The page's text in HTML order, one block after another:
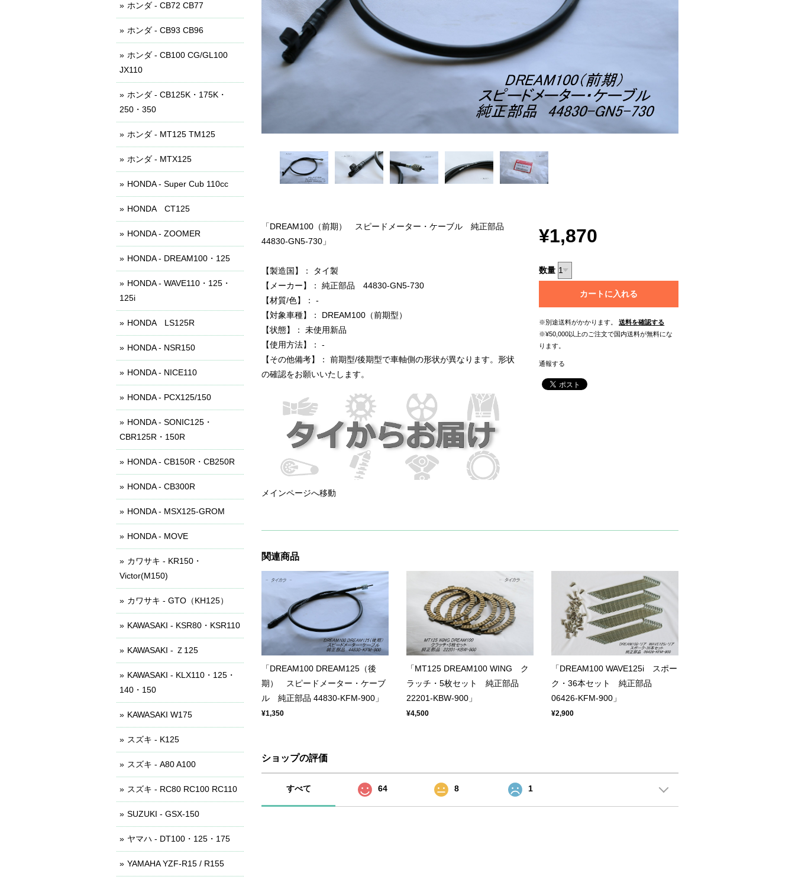
「DREAM100（前期） スピードメーター・ケーブル 純正部品
44830-GN5-730」
【製造国】： タイ製
【メーカー】： 純正部品 44830-GN5-730
【材質/色】： -
【対象車種】： DREAM100（前期型）
【状態】： 未使用新品
【使用方法】： -
【その他備考】： 前期型/後期型で車軸側の形状が異なります。形状
の確認をお願いいたします。
メインページへ移動
¥1,870
数量
カートに入れる
※別途送料がかかります。
送料を確認する
※¥50,000以上のご注文で国内送料が無料にな
ります。
通報する
関連商品
「DREAM100 DREAM125（後
期） スピードメーター・ケーブ
ル 純正部品 44830-KFM-900」
¥1,350
「MT125 DREAM100 WING ク
ラッチ・5枚セット 純正部品
22201-KBW-900」
¥4,500
「DREAM100 WAVE125i スポー
ク・36本セット 純正部品
06426-KFM-900」
¥2,900
ショップの評価
すべて 64 8 1
ホンダ - CB72 CB77
ホンダ - CB93 CB96
ホンダ - CB100 CG/GL100
JX110
ホンダ - CB125K・175K・
250・350
ホンダ - MT125 TM125
ホンダ - MTX125
HONDA - Super Cub 110cc
HONDA CT125
HONDA - ZOOMER
HONDA - DREAM100・125
HONDA - WAVE110・125・
125i
HONDA LS125R
HONDA - NSR150
HONDA - NICE110
HONDA - PCX125/150
HONDA - SONIC125・
CBR125R・150R
HONDA - CB150R・CB250R
HONDA - CB300R
HONDA - MSX125-GROM
HONDA - MOVE
カワサキ - KR150・
Victor(M150)
カワサキ - GTO（KH125）
KAWASAKI - KSR80・KSR110
KAWASAKI - Ｚ125
KAWASAKI - KLX110・125・
140・150
KAWASAKI W175
スズキ - K125
スズキ - A80 A100
スズキ - RC80 RC100 RC110
SUZUKI - GSX-150
ヤマハ - DT100・125・175
YAMAHA YZF-R15 / R155